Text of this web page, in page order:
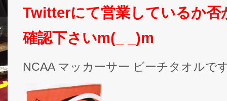
Twitterにて営業しているか否
確認下さいm(_ _)m
NCAA マッカーサー ビーチタオルで